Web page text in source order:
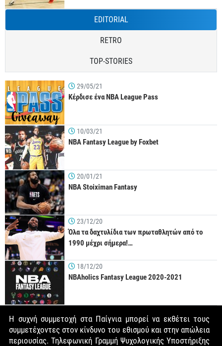
EDITORIAL
RETRO
TOP-STORIES
29/05/21
Κέρδισε ένα NBA League Pass
10/03/21
NBA Fantasy League by Foxbet
20/01/21
NBA Stoiximan Fantasy
23/12/20
Όλα τα δαχτυλίδια των πρωταθλητών από το
1990 μέχρι σήμερα!…
18/12/20
NBAholics Fantasy League 2020-2021
Η συχνή συμμετοχή στα Παίγνια μπορεί να εκθέτει τους
συμμετέχοντες στον κίνδυνο του εθισμού και στην απώλεια
περιουσίας. Τηλεφωνική Γραμμή Ψυχολογικής Υποστήριξης